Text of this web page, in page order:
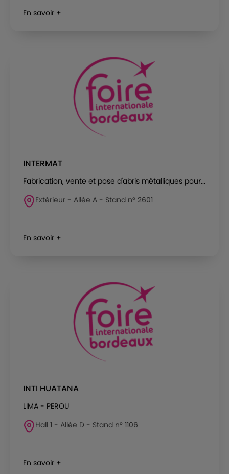
En savoir +
INTERMAT
Fabrication, vente et pose d'abris métalliques pour...
Extérieur - Allée A - Stand n° 2601
En savoir +
INTI HUATANA
LIMA - PEROU
Hall 1 - Allée D - Stand n° 1106
En savoir +